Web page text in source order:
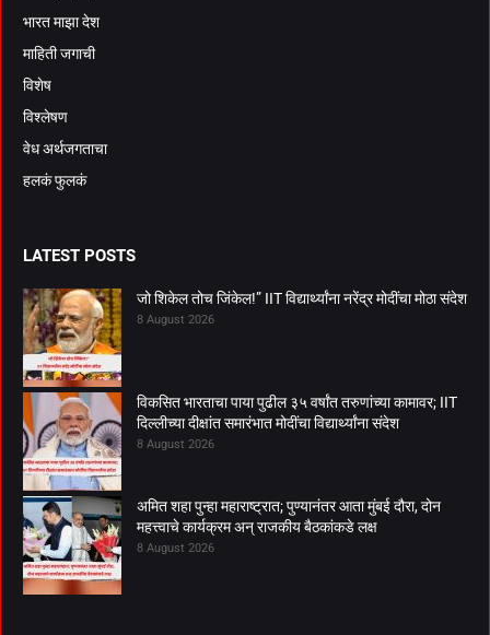
भारत माझा देश
माहिती जगाची
विशेष
विश्लेषण
वेध अर्थजगताचा
हलकं फुलकं
LATEST POSTS
जो शिकेल तोच जिंकेल!” IIT विद्यार्थ्यांना नरेंद्र मोदींचा मोठा संदेश
8 August 2026
विकसित भारताचा पाया पुढील ३५ वर्षांत तरुणांच्या कामावर; IIT
दिल्लीच्या दीक्षांत समारंभात मोदींचा विद्यार्थ्यांना संदेश
8 August 2026
अमित शहा पुन्हा महाराष्ट्रात; पुण्यानंतर आता मुंबई दौरा, दोन
महत्त्वाचे कार्यक्रम अन् राजकीय बैठकांकडे लक्ष
8 August 2026